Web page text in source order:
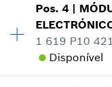
Grupo de
Indicar na
Pos.4 |
1 619 P10
Disponível